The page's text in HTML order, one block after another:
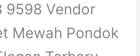
9598 Vendor
Mewah Pondok